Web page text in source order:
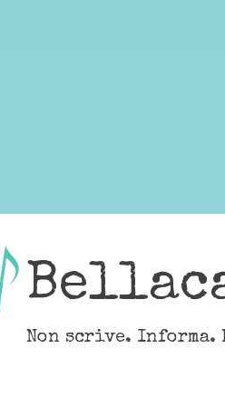
Non scrive. Informa.